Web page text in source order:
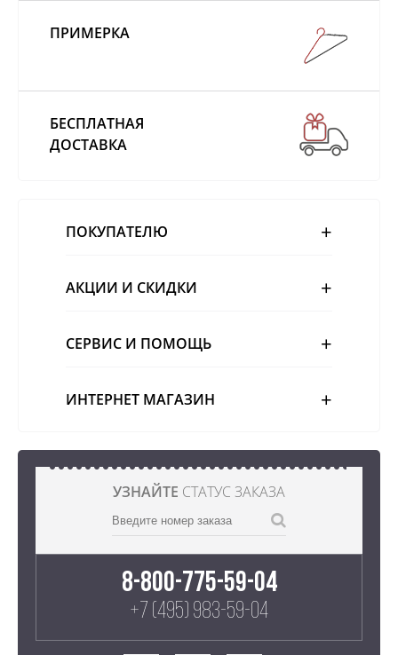
ПРИМЕРКА
БЕСПЛАТНАЯ
ДОСТАВКА
ПОКУПАТЕЛЮ
АКЦИИ И СКИДКИ
СЕРВИС И ПОМОЩЬ
ИНТЕРНЕТ МАГАЗИН
УЗНАЙТЕ СТАТУС ЗАКАЗА
8-800-775-59-04
+7 (495) 983-59-04